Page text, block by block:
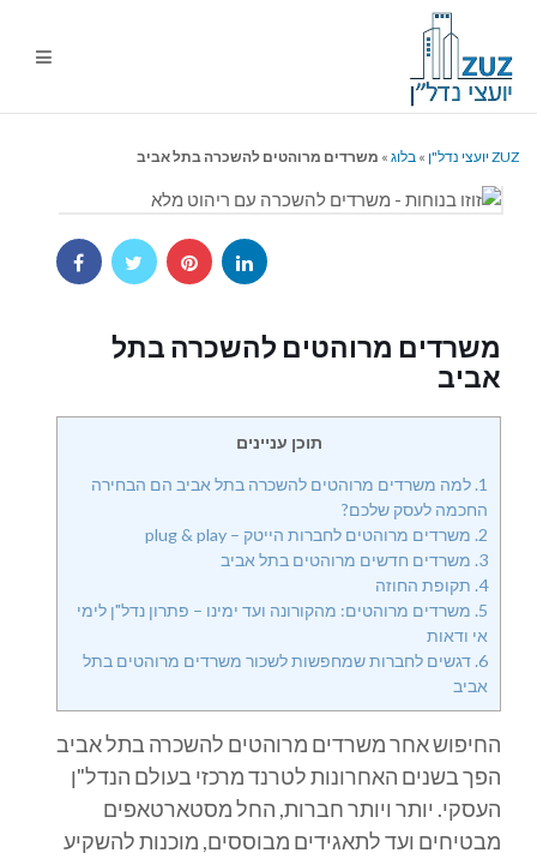
ZUZ יועצי נדל"ן » בלוג » משרדים מרוהטים להשכרה בתל אביב
משרדים מרוהטים להשכרה בתל
אביב
תוכן עניינים
1. למה משרדים מרוהטים להשכרה בתל אביב הם הבחירה
החכמה לעסק שלכם?
2. משרדים מרוהטים לחברות הייטק – plug & play
3. משרדים חדשים מרוהטים בתל אביב
4. תקופת החוזה
5. משרדים מרוהטים: מהקורונה ועד ימינו – פתרון נדל"ן לימי
אי ודאות
6. דגשים לחברות שמחפשות לשכור משרדים מרוהטים בתל
אביב
החיפוש אחר משרדים מרוהטים להשכרה בתל אביב
הפך בשנים האחרונות לטרנד מרכזי בעולם הנדל"ן
העסקי. יותר ויותר חברות, החל מסטארטאפים
מבטיחים ועד לתאגידים מבוססים, מוכנות להשקיע